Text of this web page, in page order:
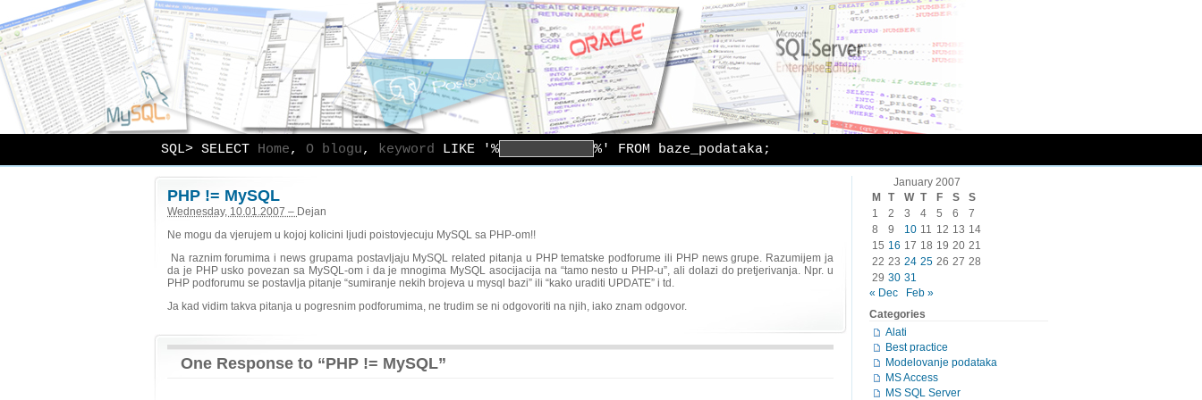
SQL> SELECT Home, O blogu, keyword LIKE '% %' FROM baze_podataka;
PHP != MySQL
Wednesday, 10.01.2007 – Dejan
Ne mogu da vjerujem u kojoj kolicini ljudi poistovjecuju MySQL sa PHP-om!!
Na raznim forumima i news grupama postavljaju MySQL related pitanja u PHP tematske podforume ili PHP news grupe. Razumijem ja
da je PHP usko povezan sa MySQL-om i da je mnogima MySQL asocijacija na “tamo nesto u PHP-u”, ali dolazi do pretjerivanja. Npr. u
PHP podforumu se postavlja pitanje “sumiranje nekih brojeva u mysql bazi” ili “kako uraditi UPDATE” i td.
Ja kad vidim takva pitanja u pogresnim podforumima, ne trudim se ni odgovoriti na njih, iako znam odgovor.
One Response to “PHP != MySQL”
January 2007
M
T W T F S
S
1
2 3 4 5 6
7
8
9 10 11 12 13 14
15 16 17 18 19 20 21
22 23 24 25 26 27 28
29 30 31
« Dec
Feb »
Categories
Alati
Best practice
Modelovanje podataka
MS Access
MS SQL Server